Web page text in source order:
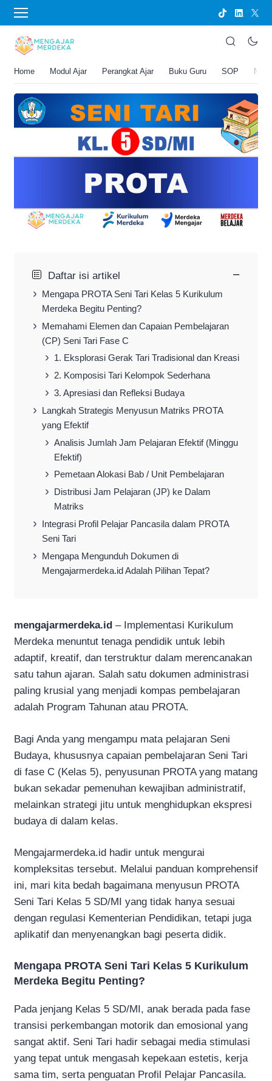
Home Modul Ajar Perangkat Ajar Buku Guru SOP
BERANDA
PROTA Seni Tari Kelas 5 SD/MI
22 Mei 2026 10:06 am
4 menit membaca
Daftar isi artikel −
Mengapa PROTA Seni Tari Kelas 5 Kurikulum
Merdeka Begitu Penting?
Memahami Elemen dan Capaian Pembelajaran
(CP) Seni Tari Fase C
1. Eksplorasi Gerak Tari Tradisional dan Kreasi
2. Komposisi Tari Kelompok Sederhana
3. Apresiasi dan Refleksi Budaya
Langkah Strategis Menyusun Matriks PROTA
yang Efektif
Analisis Jumlah Jam Pelajaran Efektif (Minggu
Efektif)
Pemetaan Alokasi Bab / Unit Pembelajaran
Distribusi Jam Pelajaran (JP) ke Dalam
Matriks
Integrasi Profil Pelajar Pancasila dalam PROTA
Seni Tari
Mengapa Mengunduh Dokumen di
Mengajarmerdeka.id Adalah Pilihan Tepat?
mengajarmerdeka.id – Implementasi Kurikulum
Merdeka menuntut tenaga pendidik untuk lebih
adaptif, kreatif, dan terstruktur dalam merencanakan
satu tahun ajaran. Salah satu dokumen administrasi
paling krusial yang menjadi kompas pembelajaran
adalah Program Tahunan atau PROTA.
Bagi Anda yang mengampu mata pelajaran Seni
Budaya, khususnya capaian pembelajaran Seni Tari
di fase C (Kelas 5), penyusunan PROTA yang matang
bukan sekadar pemenuhan kewajiban administratif,
melainkan strategi jitu untuk menghidupkan ekspresi
budaya di dalam kelas.
Mengajarmerdeka.id hadir untuk mengurai
kompleksitas tersebut. Melalui panduan komprehensif
ini, mari kita bedah bagaimana menyusun PROTA
Seni Tari Kelas 5 SD/MI yang tidak hanya sesuai
dengan regulasi Kementerian Pendidikan, tetapi juga
aplikatif dan menyenangkan bagi peserta didik.
Mengapa PROTA Seni Tari Kelas 5 Kurikulum
Merdeka Begitu Penting?
Pada jenjang Kelas 5 SD/MI, anak berada pada fase
transisi perkembangan motorik dan emosional yang
sangat aktif. Seni Tari hadir sebagai media stimulasi
yang tepat untuk mengasah kepekaan estetis, kerja
sama tim, serta penguatan Profil Pelajar Pancasila.